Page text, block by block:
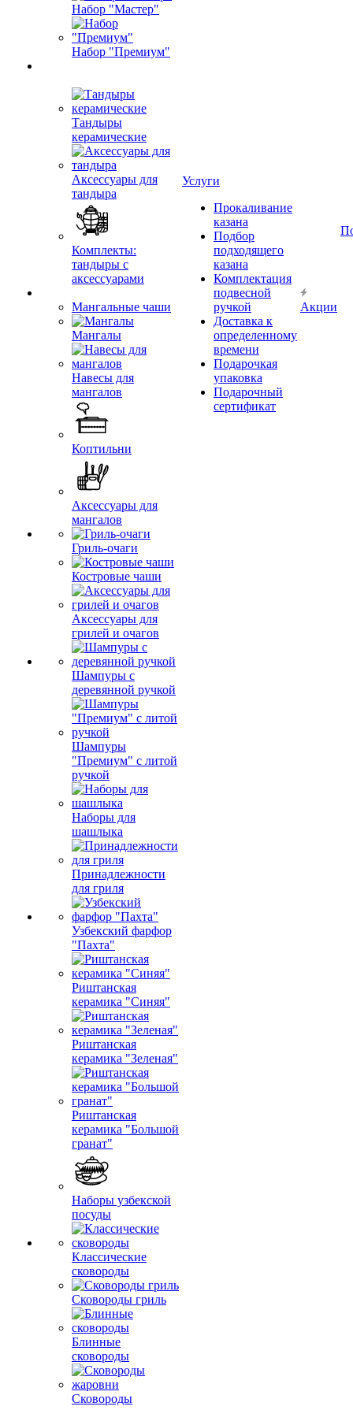
Набор "Мастер"
Набор "Премиум"
Тандыры
керамические
Аксессуары для
тандыра
Комплекты:
тандыры с
аксессуарами
Мангальные чаши
Мангалы
Навесы для
мангалов
Коптильни
Аксессуары для
мангалов
Гриль-очаги
Костровые чаши
Аксессуары для
грилей и очагов
Шампуры с
деревянной ручкой
Шампуры
"Премиум" с литой
ручкой
Наборы для
шашлыка
Принадлежности
для гриля
Узбекский фарфор
"Пахта"
Риштанская
керамика "Синяя"
Риштанская
керамика "Зеленая"
Риштанская
керамика "Большой
гранат"
Наборы узбекской
посуды
Классические
сковороды
Сковороды гриль
Блинные
сковороды
Сковороды
Услуги
Прокаливание
казана
Подбор
подходящего
казана
Комплектация
подвесной
ручкой
Доставка к
определенному
времени
Подарочкая
упаковка
Подарочный
сертификат
Акции